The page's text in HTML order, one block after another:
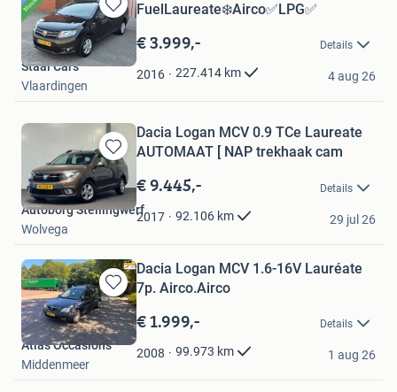
Bewaren
in
Mijn
Favorieten
FuelLaureate❄️Airco✅️LPG✅
€ 3.999,- Details
2016 227.414 km
Staal Cars
Vlaardingen
4 aug 26
Bewaren
in
Mijn
Favorieten
Dacia Logan MCV 0.9 TCe Laureate
AUTOMAAT [ NAP trekhaak cam
€ 9.445,- Details
2017 92.106 km
Autoborg Stellingwerf
Wolvega
29 jul 26
Bewaren
in
Mijn
Favorieten
Dacia Logan MCV 1.6-16V Lauréate
7p. Airco.Airco
€ 1.999,- Details
2008 99.973 km
Atlas Occasions
Middenmeer
1 aug 26